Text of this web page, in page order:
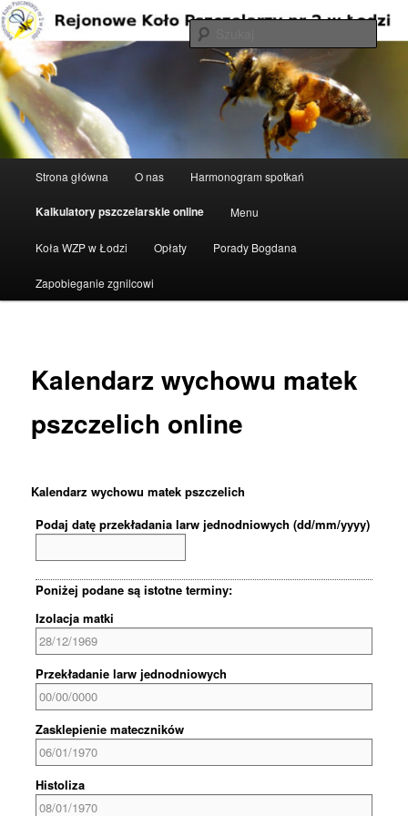
Przeskocz
do
tekstu
Rejonowe Koło Pszczelarzy nr 2 w
Łodzi
Strona główna O nas Harmonogram spotkań
Kalkulatory pszczelarskie online Menu
Koła WZP w Łodzi Opłaty Porady Bogdana
Zapobieganie zgnilcowi
Kalendarz wychowu matek
pszczelich online
Kalendarz wychowu matek pszczelich
Podaj datę przekładania larw jednodniowych(dd/mm/yyyy)
Poniżej podane są istotne terminy:
Izolacja matki
Przekładanie larw jednodniowych
Zasklepienie mateczników
Histoliza